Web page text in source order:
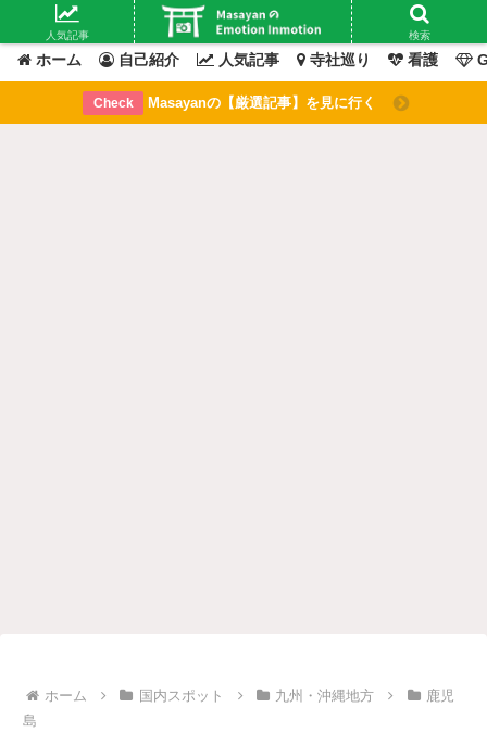
Masayanの「感情」が動いたその「瞬間」を綴るブログ
ホーム 自己紹介 人気記事 寺社巡り 看護
Check Masayanの【厳選記事】を見に行く
ホーム 国内スポット 九州・沖縄地方
鹿児
島
人気記事 検索